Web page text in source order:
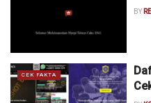
BY
CEK FAKTA